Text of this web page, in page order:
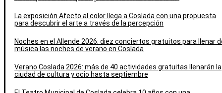
La exposición Afecto al color llega a Coslada con una propuesta
para descubrir el arte a través de la percepción
Noches en el Allende 2026: diez conciertos gratuitos para llenar
música las noches de verano en Coslada
Verano Coslada 2026: más de 40 actividades gratuitas llenarán la
ciudad de cultura y ocio hasta septiembre